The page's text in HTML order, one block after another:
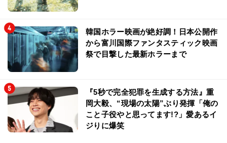
韓国ホラー映画が絶好調！日本公開作
から富川国際ファンタスティック映画
祭で目撃した最新ホラーまで
『5秒で完全犯罪を生成する方法』重
岡大毅、“現場の太陽”ぶり発揮「俺の
こと子役やと思ってます!?」愛あるイ
ジりに爆笑